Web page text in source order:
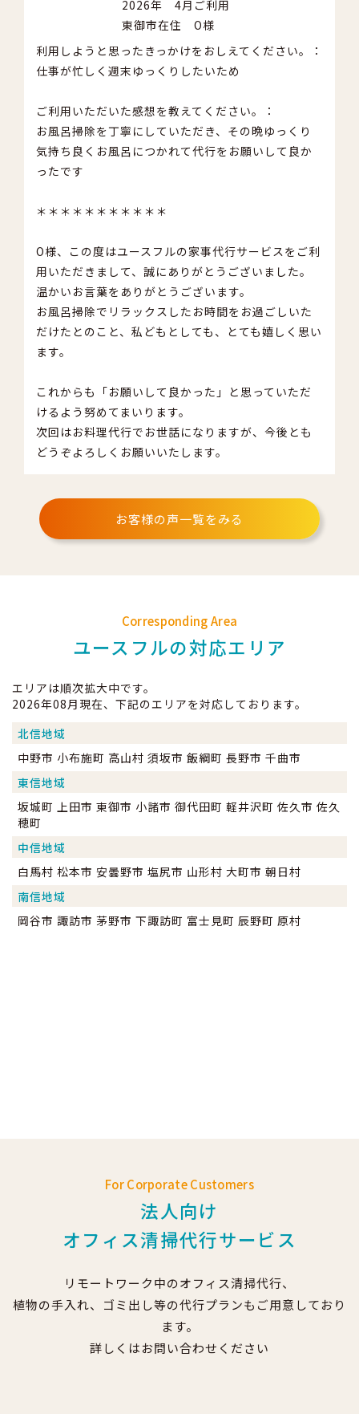
2026年 4月ご利用
東御市在住 O様
利用しようと思ったきっかけをおしえてください。：
仕事が忙しく週末ゆっくりしたいため
ご利用いただいた感想を教えてください。：
お風呂掃除を丁寧にしていただき、その晩ゆっくり
気持ち良くお風呂につかれて代行をお願いして良か
ったです
＊＊＊＊＊＊＊＊＊＊＊
O様、この度はユースフルの家事代行サービスをご利
用いただきまして、誠にありがとうございました。
温かいお言葉をありがとうございます。
お風呂掃除でリラックスしたお時間をお過ごしいた
だけたとのこと、私どもとしても、とても嬉しく思い
ます。
これからも「お願いして良かった」と思っていただ
けるよう努めてまいります。
次回はお料理代行でお世話になりますが、今後とも
どうぞよろしくお願いいたします。
お客様の声一覧をみる
Corresponding Area
ユースフルの対応エリア
エリアは順次拡大中です。
2026年08月現在、下記のエリアを対応しております。
北信地域
中野市 小布施町 高山村 須坂市 飯綱町 長野市 千曲市
東信地域
坂城町 上田市 東御市 小諸市 御代田町 軽井沢町 佐久市 佐久
穂町
中信地域
白馬村 松本市 安曇野市 塩尻市 山形村 大町市 朝日村
南信地域
岡谷市 諏訪市 茅野市 下諏訪町 富士見町 辰野町 原村
For Corporate Customers
法人向け
オフィス清掃代行サービス
リモートワーク中のオフィス清掃代行、
植物の手入れ、ゴミ出し等の代行プランもご用意しており
ます。
詳しくはお問い合わせください